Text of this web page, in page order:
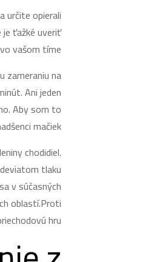
určite opierali
je ťažké uveriť
vašom tíme.
zameraniu na
Ani jeden
Aby som to
mačiek.
chodidiel.
tlaku
v súčasných
oblastí.Proti
hru.